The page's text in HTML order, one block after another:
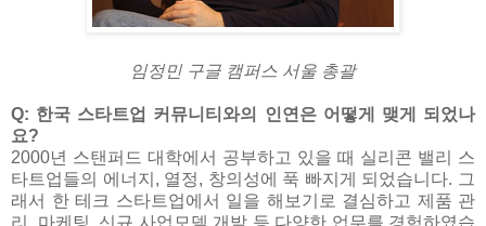
임정민 구글 캠퍼스 서울 총괄
Q: 한국 스타트업 커뮤니티와의 인연은 어떻게 맺게 되었나
요?
2000년 스탠퍼드 대학에서 공부하고 있을 때 실리콘 밸리 스
타트업들의 에너지, 열정, 창의성에 푹 빠지게 되었습니다. 그
래서 한 테크 스타트업에서 일을 해보기로 결심하고 제품 관
리, 마케팅, 신규 사업모델 개발 등 다양한 업무를 경험하였습